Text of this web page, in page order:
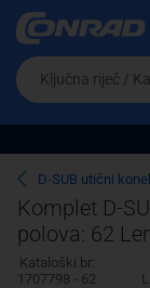
Ova
cijene vašim
Pravno lice
Da
biste
potražili
proizvod,
unesite
ključnu
riječ,
kataloški
broj,
EAN
ili
D-SUB utični
Komplet D-
polova: 62
Kataloški br:
1707798 - 62